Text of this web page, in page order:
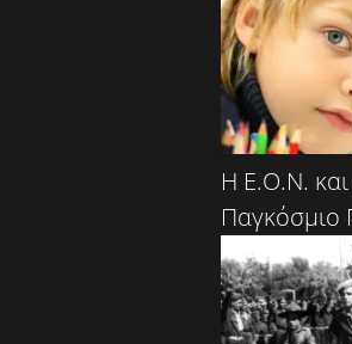
Η Ε.Ο.Ν.
Παγκόσμιο